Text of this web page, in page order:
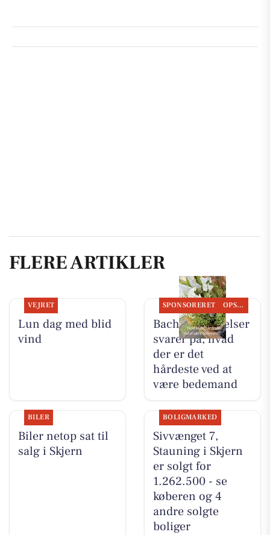
FLERE ARTIKLER
VEJRET
Lun dag med blid
vind
SPONSORERET OPSLAGSTAVLEN
Bachs Begravelser
svarer på, hvad
der er det
hårdeste ved at
være bedemand
BILER
Biler netop sat til
salg i Skjern
BOLIGMARKED
Sivvænget 7,
Stauning i Skjern
er solgt for
1.262.500 - se
køberen og 4
andre solgte
boliger